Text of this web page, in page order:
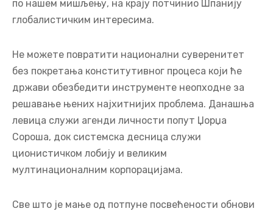
по нашем мишљењу, на крају потчинио Шпанију
глобалистичким интересима.
Не можете повратити национални суверенитет
без покретања конститутивног процеса који ће
држави обезбедити инструменте неопходне за
решавање њених најхитнијих проблема. Данашња
левица служи агенди личности попут Џорџа
Сороша, док системска десница служи
ционистичком лобију и великим
мултинационалним корпорацијама.
Све што је мање од потпуне посвећености обнови